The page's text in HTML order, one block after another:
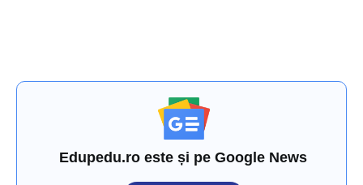
Edupedu.ro este și pe Google News